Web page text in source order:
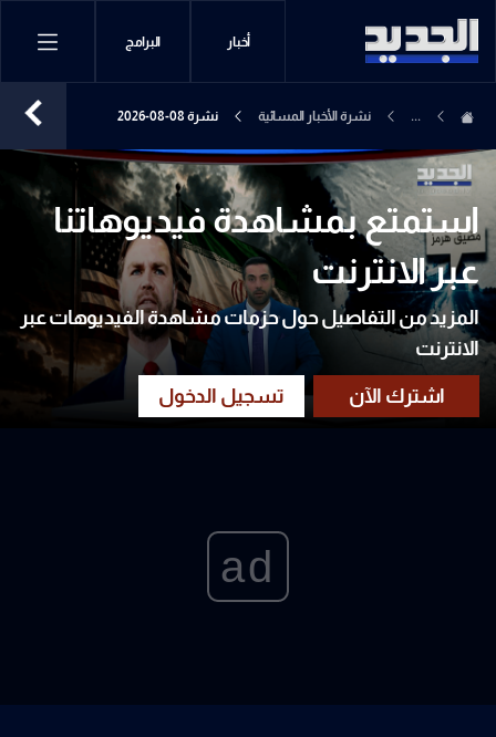
أخبار البرامج
... نشرة الأخبار المسائية نشرة 08-08-2026
استمتع بمشاهدة فيديوهاتنا
عبر الانترنت
المزيد من التفاصيل حول حزمات مشاهدة الفيديوهات عبر
الانترنت
ad